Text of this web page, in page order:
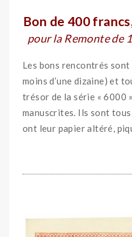
Bon de 400
pour la Remonte de
Les bons rencontrés
moins d’une dizaine) et
trésor de la série « 6000
manuscrites. Ils sont tous
ont leur papier altéré,